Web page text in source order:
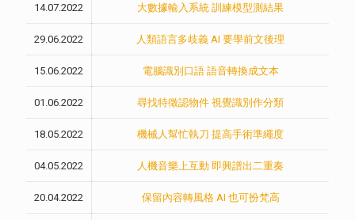
14.07.2022 大數據輸入系統 訓練模型測結果
29.06.2022 人類語言多歧義 AI 要學前文後理
15.06.2022 電腦識別口語 語音轉換成文本
01.06.2022 尋找特徵認物件 視覺識別作分類
18.05.2022 機械人幫忙執刀 提高手術準繩度
04.05.2022 人機音樂上互動 即興譜出二重奏
20.04.2022 保留內容轉風格 AI 也可扮梵高